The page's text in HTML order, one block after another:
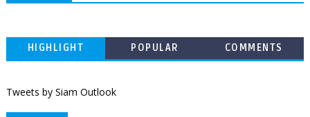
HIGHLIGHT POPULAR COMMENTS
Tweets by Siam Outlook